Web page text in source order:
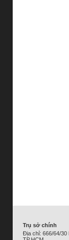
Trụ sở chính
Địa chỉ: 666/64/30